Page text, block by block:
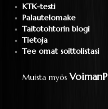
KTK-testi
Palautelomake
Taitotohtorin blogi
Tietoja
Tee omat soittolistasi
Muista myös